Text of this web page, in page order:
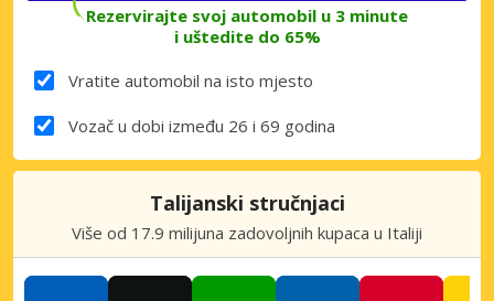
Rezervirajte svoj automobil u 3 minute
i uštedite do 65%
Vratite automobil na isto mjesto
Vozač u dobi između 26 i 69 godina
Talijanski stručnjaci
Više od 17.9 milijuna zadovoljnih kupaca u Italiji